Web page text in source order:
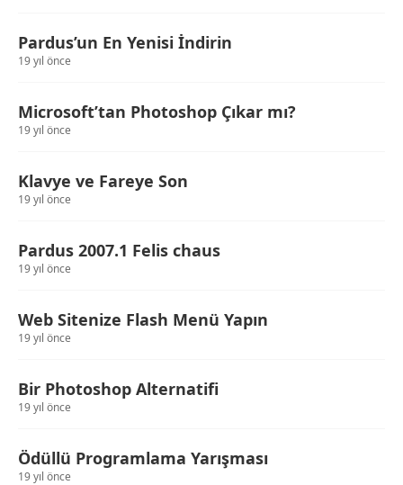
Pardus’un En Yenisi İndirin
19 yıl önce
Microsoft’tan Photoshop Çıkar mı?
19 yıl önce
Klavye ve Fareye Son
19 yıl önce
Pardus 2007.1 Felis chaus
19 yıl önce
Web Sitenize Flash Menü Yapın
19 yıl önce
Bir Photoshop Alternatifi
19 yıl önce
Ödüllü Programlama Yarışması
19 yıl önce